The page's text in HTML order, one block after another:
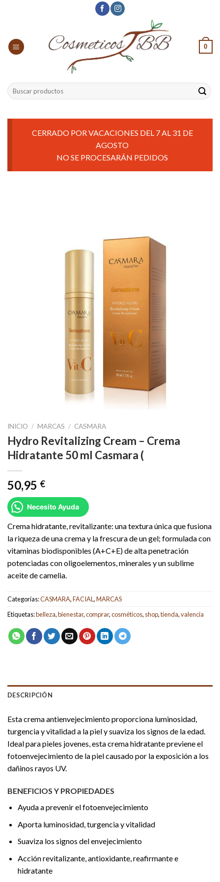
0
Buscar
por:
CERRADO POR VACACIONES DEL 7 AL 31 DE
AGOSTO
NO SE PROCESARÁN PEDIDOS
INICIO / MARCAS / CASMARA
Hydro Revitalizing Cream – Crema
Hidratante 50 ml Casmara (
50,95 €
Necesito Ayuda
Crema hidratante, revitalizante: una textura única que fusiona
la riqueza de una crema y la frescura de un gel; formulada con
vitaminas biodisponibles (A+C+E) de alta penetración
potenciadas con oligoelementos, minerales y un sublime
aceite de camelia.
Categorías:CASMARA,FACIAL,MARCAS
Etiquetas:belleza,bienestar,comprar,cosméticos, shop,tienda,valencia
DESCRIPCIÓN
Esta crema antienvejecimiento proporciona luminosidad,
turgencia y vitalidad a la piel y suaviza los signos de la edad.
Ideal para pieles jovenes, esta crema hidratante previene el
fotoenvejecimiento de la piel causado por la exposición a los
dañinos rayos UV.
BENEFICIOS Y PROPIEDADES
Ayuda a prevenir el fotoenvejecimiento
Aporta luminosidad, turgencia y vitalidad
Suaviza los signos del envejecimiento
Acción revitalizante, antioxidante, reafirmante e
hidratante